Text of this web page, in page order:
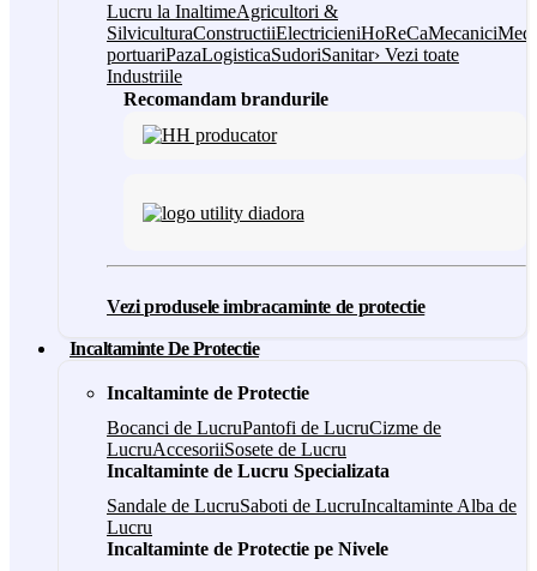
Lucru la InaltimeAgricultori &
SilviculturaConstructiiElectricieniHoReCaMecanici
portuariPazaLogisticaSudoriSanitar› Vezi toate
Industriile
Recomandam brandurile
Vezi produsele imbracaminte de protectie
Incaltaminte De Protectie
Incaltaminte de Protectie
Bocanci de LucruPantofi de LucruCizme de
LucruAccesoriiSosete de Lucru
Incaltaminte de Lucru Specializata
Sandale de LucruSaboti de LucruIncaltaminte Alba de
Lucru
Incaltaminte de Protectie pe Nivele